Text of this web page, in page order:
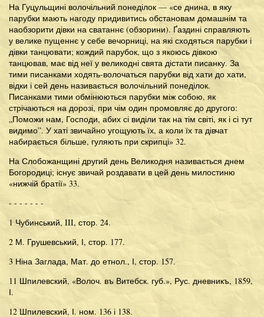
На Гуцульщині волочільний понеділок — «се днина, в яку
парубки мають нагоду придивитись обстановам домашнім та
наобзорити дівки на сватаннє (обзорини). Ґаздині справляють
у велике пущеннє у себе вечорниці, на які сходяться парубки і
дівки танцювати; кождий парубок, що з якоюсь дівкою
танцював, має від неї у великодні свята дістати писанку. За
тими писанками ходять-волочаться парубки від хати до хати,
відки і сей день називається волочільний понеділок.
Писанками тими обмінюються парубки між собою, як
стрічаються на дорозі, при чім один промовляє до другого:
„Поможи нам, Господи, абих сі виділи так на тім світі, як і сі тут
видимо”. У хаті звичайно угощують їх, а коли їх та дівчат
набирається більше, гуляють при скрипці» 32.
На Слобожанщині другий день Великодня називається днем
Богородиці; існує звичай роздавати в цей день милостиню
«нижчій братії» 33.
- - - - - - -
1 Чубинський, III, стор. 24.
2 М. Грушевський, І, стор. 177.
3 Ніна Заглада, Мат. до етнол., І, стор. 157.
11 Шпилевский, «Волоч. въ Витебск. губ.», Рус. дневникъ, 1859,
І.
12 Шпилевский, І. ном. 136 і 138.